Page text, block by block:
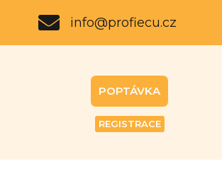
info@profiecu.cz
POPTÁVKA
REGISTRACE